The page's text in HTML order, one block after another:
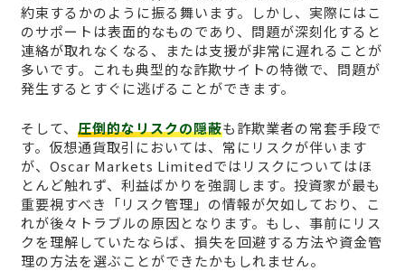
約束するかのように振る舞います。しかし、実際にはこ
のサポートは表面的なものであり、問題が深刻化すると
連絡が取れなくなる、または支援が非常に遅れることが
多いです。これも典型的な詐欺サイトの特徴で、問題が
発生するとすぐに逃げることができます。
そして、 圧倒的なリスクの隠蔽も詐欺業者の常套手段で
す。仮想通貨取引においては、常にリスクが伴います
が、Oscar Markets Limitedではリスクについてはほ
とんど触れず、利益ばかりを強調します。投資家が最も
重要視すべき「リスク管理」の情報が欠如しており、こ
れが後々トラブルの原因となります。もし、事前にリス
クを理解していたならば、損失を回避する方法や資金管
理の方法を選ぶことができたかもしれません。